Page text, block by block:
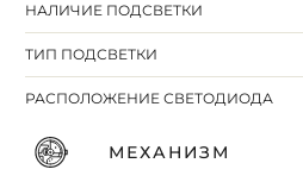
НАЛИЧИЕ ПОДСВЕТКИ
ТИП ПОДСВЕТКИ
РАСПОЛОЖЕНИЕ СВЕТОДИОДА
МЕХАНИЗМ